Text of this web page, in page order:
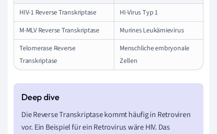
HIV-1 Reverse Transkriptase
HI-Virus Typ 1
M-MLV Reverse Transkriptase
Murines Leukämievirus
Telomerase Reverse
Transkriptase
Menschliche embryonale
Zellen
Die Reverse Transkriptase kommt häufig in Retroviren
vor. Ein Beispiel für ein Retrovirus wäre HIV. Das